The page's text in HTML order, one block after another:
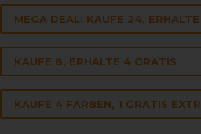
MEGA DEAL: KAUFE 24,
KAUFE 8, ERHALTE 4 GRATIS
KAUFE 4 FARBEN, 1 GRATIS